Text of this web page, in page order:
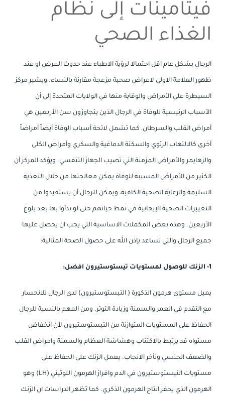
فيتامينات إلى نظام
الغذاء الصحي
الرجال بشكل عام اقل احتمالا لرؤية الاطباء عند حدوث المرض او عند
ظهور العلامة الاولى لاعراض صحية مزعجة مقارنة بالنساء. ويشير مركز
السيطرة على الأمراض والوقاية منها في الولايات المتحدة إلى أن
الأسباب الرئيسية للوفاة في الرجال الذين يتجاوزون سن الأربعين هي
أمراض القلب والسرطان، كما تشمل لائحة أسباب الوفاة أيضاً أمراضاً
أخرى كالالتهاب الرئوي والسكتة الدماغية والسكري وأمراض الكلى
والزهايمر والأمراض المزمنة التي تصيب الجهاز التنفسي. ويؤكد المركز أن
الكثير من الأمراض المسببة للوفاة يمكن معالجتها من خلال التغذية
السليمة والرعاية الصحية الكافية، ويمكن للرجال أن يستفيدوا من
التغييرات الصحية الإيجابية في نمط حياتهم حتى لو بدأوا بها بعد بلوغ
الأربعين. وهذه بعض المكملات الاساسية التي يجب ان يحصل عليها
جميع الرجال والتي تساعد بإذن الله على حصول الصحة المثالية:
1- الزنك للوصول لمستويات تيستوستيرون افضل:
يميل مستوى هرمون الذكورة ( التيستوستيرون) لدى الرجال للانحسار
مع التقدم في العمر والسمنة وزيادة التوتر. ومن المهم بالنسبة للرجال
الحفاظ على المستويات المتوازنة من التيستوستيرون لأن انخفاض
مستواه قد يرتبط بالاكتئاب وهشاشة العظام والسمنة وامراض القلب
والضعف الجنسي وتأخر الانجاب. يعمل الزنك على الحفاظ على
مستويات التيستوستيرون في الدم وافراز الهرمون اللوتيني (LH) وهو
الهرمون الذي يحفز انتاج الهرمون الذكري. كما تظهر الدراسات ان الزنك